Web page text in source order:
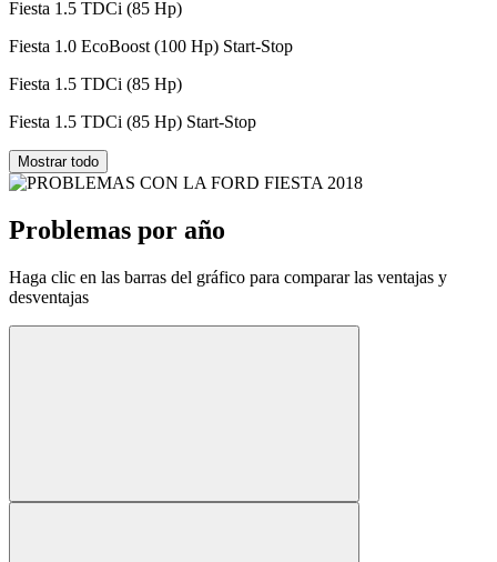
Fiesta 1.5 TDCi (85 Hp)
Fiesta 1.0 EcoBoost (100 Hp) Start-Stop
Fiesta 1.5 TDCi (85 Hp)
Fiesta 1.5 TDCi (85 Hp) Start-Stop
Mostrar todo
Problemas por año
Haga clic en las barras del gráfico para comparar las ventajas y
desventajas